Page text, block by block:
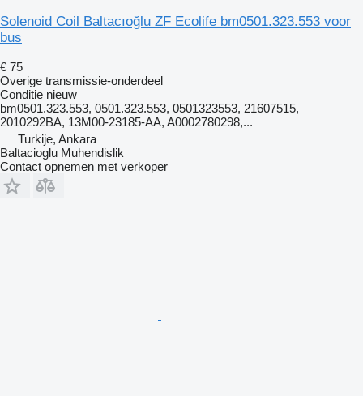
Solenoid Coil Baltacıoğlu ZF Ecolife bm0501.323.553 voor
bus
€ 75
Overige transmissie-onderdeel
Conditie nieuw
bm0501.323.553, 0501.323.553, 0501323553, 21607515,
2010292BA, 13M00-23185-AA, A0002780298,...
Turkije, Ankara
Baltacioglu Muhendislik
Contact opnemen met verkoper